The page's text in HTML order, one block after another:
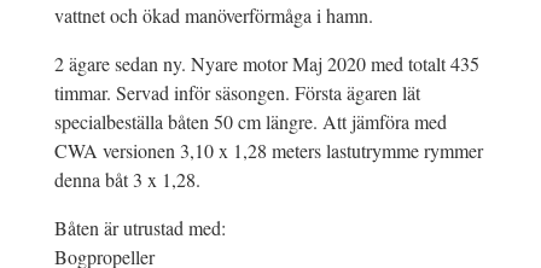
vattnet och ökad manöverförmåga i hamn.
2 ägare sedan ny. Nyare motor Maj 2020 med totalt 435
timmar. Servad inför säsongen. Första ägaren lät
specialbeställa båten 50 cm längre. Att jämföra med
CWA versionen 3,10 x 1,28 meters lastutrymme rymmer
denna båt 3 x 1,28.
Båten är utrustad med:
Bogpropeller